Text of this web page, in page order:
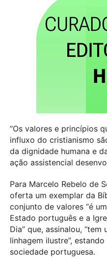
“Os valores e princípios
influxo do cristianismo
da dignidade humana e
ação assistencial
Para Marcelo Rebelo de
oferta um exemplar da
conjunto de valores “é
Estado português e a
Dia” que, assinalou,
linhagem ilustre”,
sociedade portuguesa.